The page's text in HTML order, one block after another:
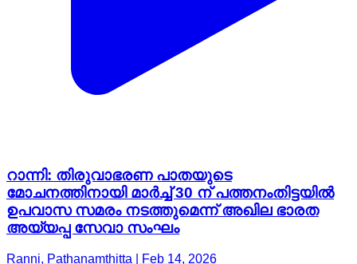
റാന്നി: തിരുവാഭരണ പാതയുടെ
മോചനത്തിനായി മാർച്ച് 30 ന് പത്തനംതിട്ടയിൽ
ഉപവാസ സമരം നടത്തുമെന്ന് അഖില ഭാരത
അയ്യപ്പ സേവാ സംഘം
Ranni, Pathanamthitta | Feb 14, 2026